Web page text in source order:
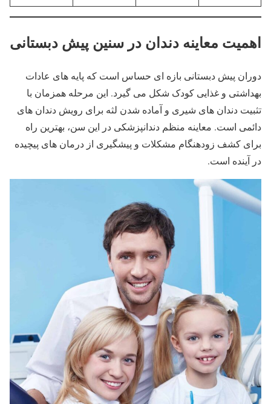
اهمیت معاینه دندان در سنین پیش دبستانی
دوران پیش دبستانی بازه ای حساس است که پایه های عادات
بهداشتی و غذایی کودک شکل می گیرد. این مرحله همزمان با
تثبیت دندان های شیری و آماده شدن لثه برای رویش دندان های
دائمی است. معاینه منظم دندانپزشکی در این سن، بهترین راه
برای کشف زودهنگام مشکلات و پیشگیری از درمان های پیچیده
در آینده است.